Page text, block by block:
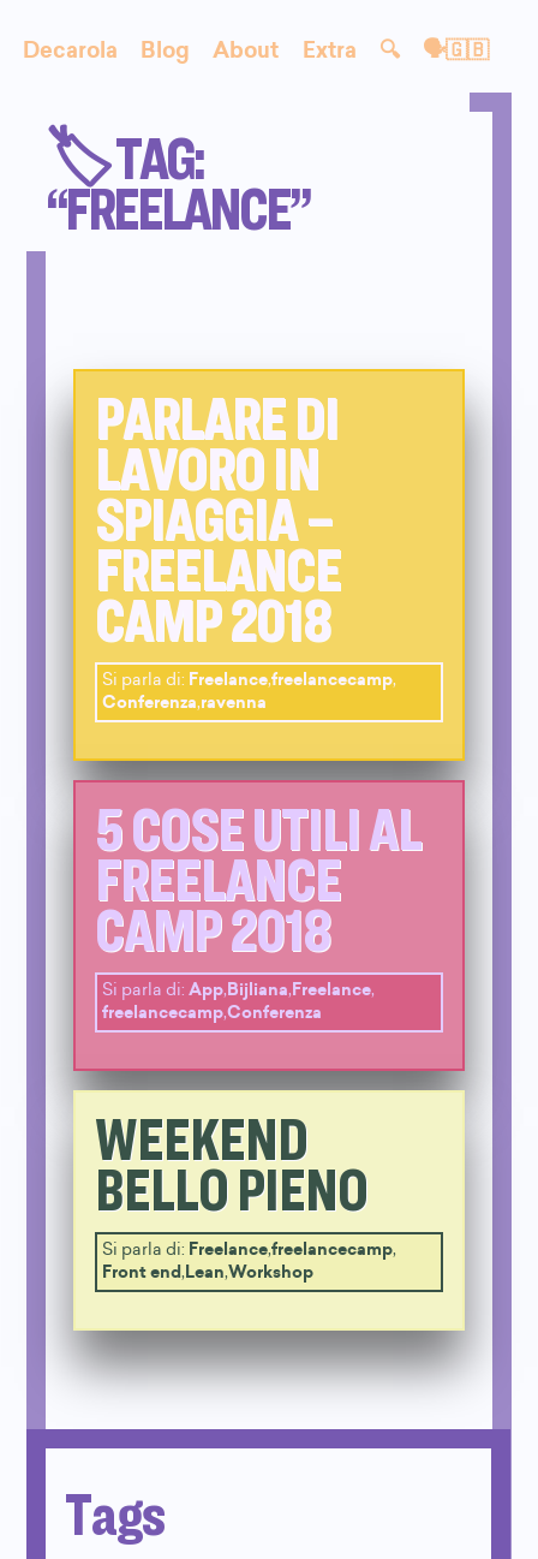
Decarola Blog About Extra 🔍 🗣🇬🇧
🏷️ TAG:
“FREELANCE”
PARLARE DI
LAVORO IN
SPIAGGIA –
FREELANCE
CAMP 2018
Si parla di: Freelance,freelancecamp,
Conferenza,ravenna
5 COSE UTILI AL
FREELANCE
CAMP 2018
Si parla di: App, Bijliana, Freelance,
freelancecamp,Conferenza
WEEKEND
BELLO PIENO
Si parla di: Freelance,freelancecamp,
Front end,Lean,Workshop
Tags